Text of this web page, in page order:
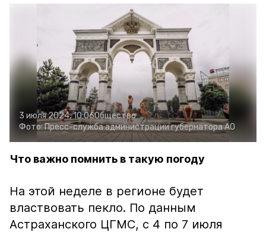
3 июля 2024, 10:06Общество
Фото:Пресс-служба администрации губернатора АО
Что важно помнить в такую погоду
На этой неделе в регионе будет
властвовать пекло. По данным
Астраханского ЦГМС, с 4 по 7 июля